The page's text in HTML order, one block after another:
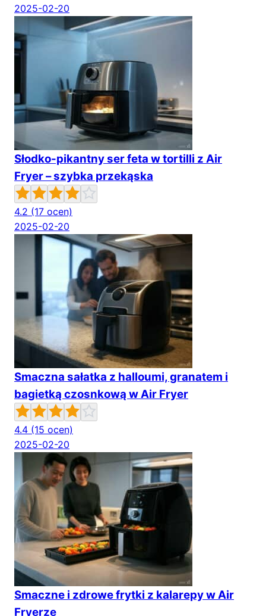
2025-02-20
Słodko-pikantny ser feta w tortilli z Air
Fryer – szybka przekąska
4.2 (17 ocen)
2025-02-20
Smaczna sałatka z halloumi, granatem i
bagietką czosnkową w Air Fryer
4.4 (15 ocen)
2025-02-20
Smaczne i zdrowe frytki z kalarepy w Air
Fryerze